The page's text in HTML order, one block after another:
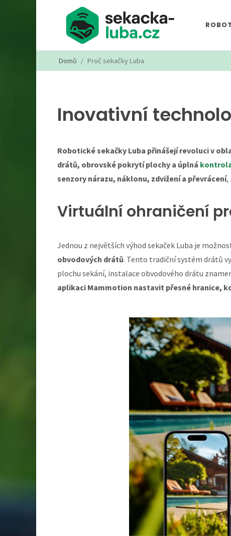
Domů Proč sekačky Luba
Inovativní
Robotické sekačky Luba přinášejí revoluci v
drátů, obrovské pokrytí plochy a úplná
senzory nárazu, náklonu, zdvižení a převrácení,
Virtuální ohraničení
Jednou z největších výhod sekaček Luba je
obvodových drátů. Tento tradiční systém drátů
plochu sekání, instalace obvodového drátu
aplikaci Mammotion nastavit přesné hranice,